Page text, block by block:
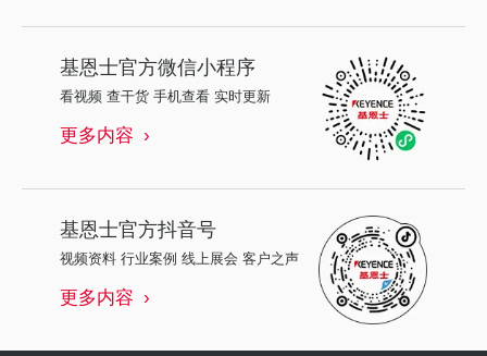
基恩士官方微信小程序
看视频 查干货 手机查看 实时更新
更多内容
基恩士官方抖音号
视频资料 行业案例 线上展会 客户之声
更多内容